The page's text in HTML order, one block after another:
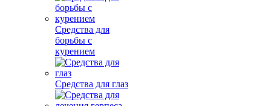
Средства для
борьбы с
курением
Средства для глаз